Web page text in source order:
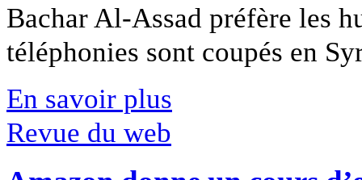
Bachar Al-Assad préfère les
téléphonies sont coupés en
En savoir plus
Revue du web